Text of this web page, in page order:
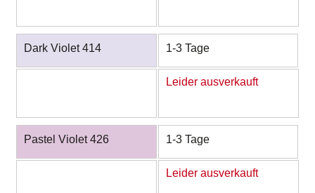
Dark Violet 414 1-3 Tage
Leider ausverkauft
Pastel Violet 426 1-3 Tage
Leider ausverkauft